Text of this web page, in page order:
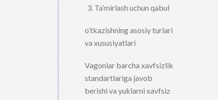
Ta’mirlash uchun qabul
o’tkazishning asosiy turlari
va xususiyatlari
Vagonlar barcha xavfsizlik
standartlariga javob
berishi va yuklarni xavfsiz